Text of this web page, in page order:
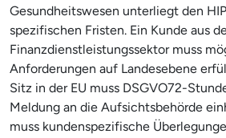
Gesundheitswesen unterliegt den
spezifischen Fristen. Ein Kunde aus
Finanzdienstleistungssektor muss
Anforderungen auf Landesebene
Sitz in der EU muss DSGVO72-
Meldung an die Aufsichtsbehörde
muss kundenspezifische